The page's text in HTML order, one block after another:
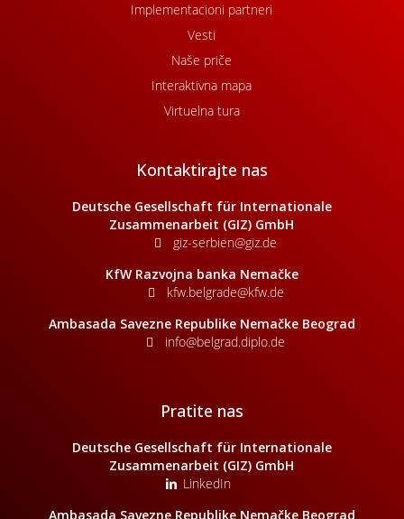
Implementacioni partneri
Vesti
Naše priče
Interaktivna mapa
Virtuelna tura
Kontaktirajte nas
Deutsche Gesellschaft für Internationale
Zusammenarbeit (GIZ) GmbH
giz-serbien@giz.de
KfW Razvojna banka Nemačke
kfw.belgrade@kfw.de
Ambasada Savezne Republike Nemačke Beograd
info@belgrad.diplo.de
Pratite nas
Deutsche Gesellschaft für Internationale
Zusammenarbeit (GIZ) GmbH
LinkedIn
Ambasada Savezne Republike Nemačke Beograd